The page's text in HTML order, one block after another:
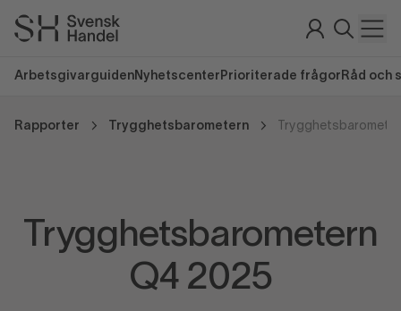
Arbetsgivarguiden Nyhetscenter Prioriterade frågor Råd och
Rapporter Trygghetsbarometern
Trygghetsbarometern
Q4 2025